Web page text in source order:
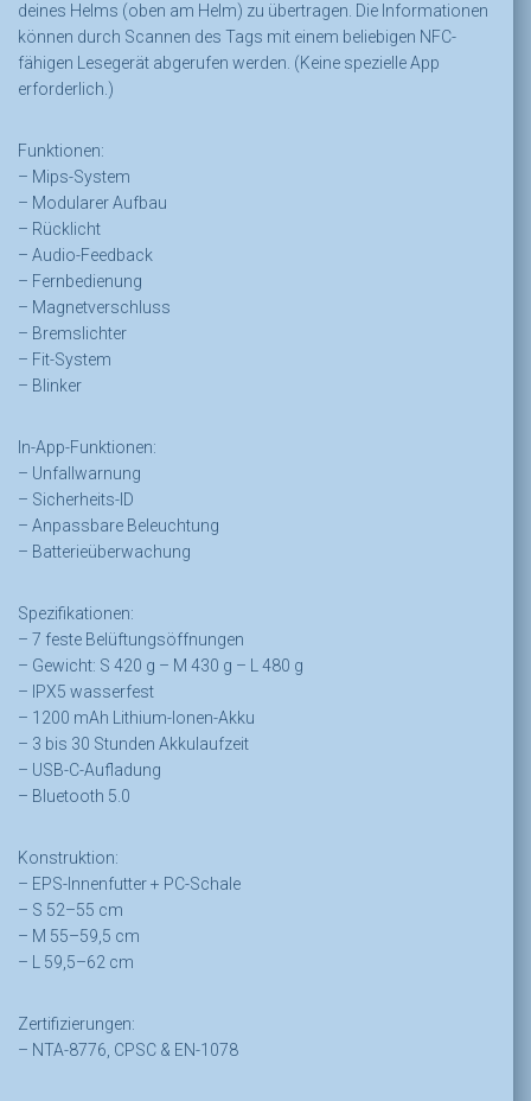
deines Helms (oben am Helm) zu übertragen. Die Informationen
können durch Scannen des Tags mit einem beliebigen NFC-
fähigen Lesegerät abgerufen werden. (Keine spezielle App
erforderlich.)
Funktionen:
– Mips-System
– Modularer Aufbau
– Rücklicht
– Audio-Feedback
– Fernbedienung
– Magnetverschluss
– Bremslichter
– Fit-System
– Blinker
In-App-Funktionen:
– Unfallwarnung
– Sicherheits-ID
– Anpassbare Beleuchtung
– Batterieüberwachung
Spezifikationen:
– 7 feste Belüftungsöffnungen
– Gewicht: S 420 g – M 430 g – L 480 g
– IPX5 wasserfest
– 1200 mAh Lithium-Ionen-Akku
– 3 bis 30 Stunden Akkulaufzeit
– USB-C-Aufladung
– Bluetooth 5.0
Konstruktion:
– EPS-Innenfutter + PC-Schale
– S 52–55 cm
– M 55–59,5 cm
– L 59,5–62 cm
Zertifizierungen:
– NTA-8776, CPSC & EN-1078